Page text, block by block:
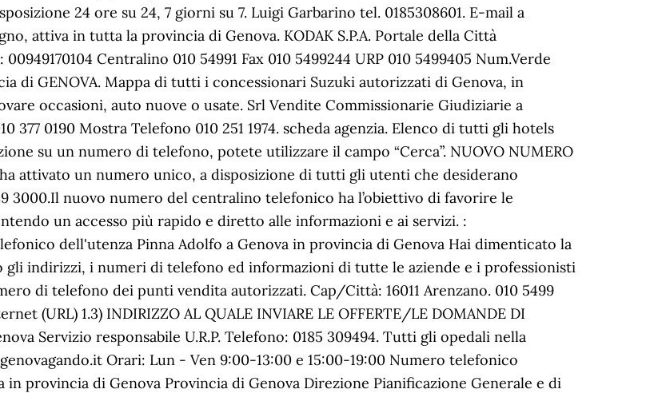
24 ore su 24, 7 giorni su 7. Luigi Garbarino tel. 0185308601. E-mail a
attiva in tutta la provincia di Genova. KODAK S.P.A. Portale della Città
Centralino 010 54991 Fax 010 5499244 URP 010 5499405 Num.Verde
di GENOVA. Mappa di tutti i concessionari Suzuki autorizzati di Genova, in
occasioni, auto nuove o usate. Srl Vendite Commissionarie Giudiziarie a
377 0190 Mostra Telefono 010 251 1974. scheda agenzia. Elenco di tutti gli hotels
su un numero di telefono, potete utilizzare il campo “Cerca”. NUOVO NUMERO
attivato un numero unico, a disposizione di tutti gli utenti che desiderano
3000.Il nuovo numero del centralino telefonico ha l’obiettivo di favorire le
un accesso più rapido e diretto alle informazioni e ai servizi. :
dell'utenza Pinna Adolfo a Genova in provincia di Genova Hai dimenticato la
gli indirizzi, i numeri di telefono ed informazioni di tutte le aziende e i professionisti
di telefono dei punti vendita autorizzati. Cap/Città: 16011 Arenzano. 010 5499
(URL) 1.3) INDIRIZZO AL QUALE INVIARE LE OFFERTE/LE DOMANDE DI
Servizio responsabile U.R.P. Telefono: 0185 309494. Tutti gli opedali nella
Orari: Lun - Ven 9:00-13:00 e 15:00-19:00 Numero telefonico
in provincia di Genova Provincia di Genova Direzione Pianificazione Generale e di